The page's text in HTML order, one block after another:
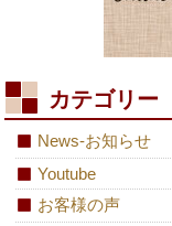
カテゴリー
News-お知らせ
Youtube
お客様の声